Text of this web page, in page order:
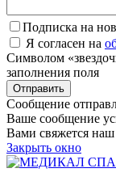
Подписка на
Я согласен на
Символом
заполнения поля
Сообщение
Ваше сообщение
Вами свяжется наш
Закрыть окно